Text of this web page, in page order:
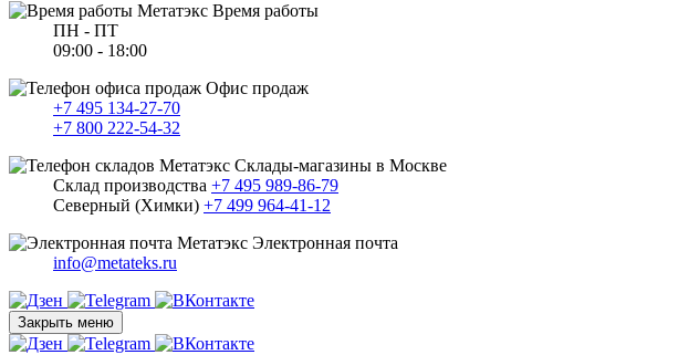
Время работы
ПН - ПТ
09:00 - 18:00
Офис продаж
+7 495 134-27-70
+7 800 222-54-32
Склады-магазины в Москве
Склад производства +7 495 989-86-79
Северный (Химки) +7 499 964-41-12
Электронная почта
info@metateks.ru
Закрыть меню